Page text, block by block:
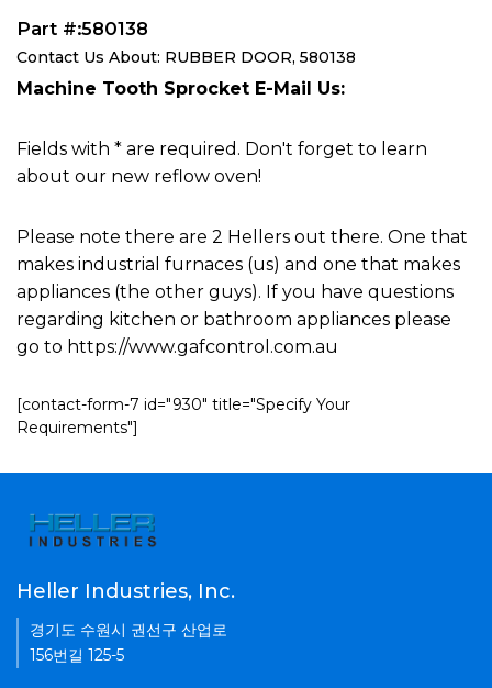
Part #:580138
Contact Us About: RUBBER DOOR, 580138
Machine Tooth Sprocket E-Mail Us:
Fields with * are required. Don't forget to learn
about our new reflow oven!
Please note there are 2 Hellers out there. One that
makes industrial furnaces (us) and one that makes
appliances (the other guys). If you have questions
regarding kitchen or bathroom appliances please
go to https://www.gafcontrol.com.au
[contact-form-7 id="930" title="Specify Your
Requirements"]
Heller Industries, Inc.
경기도 수원시 권선구 산업로
156번길 125-5